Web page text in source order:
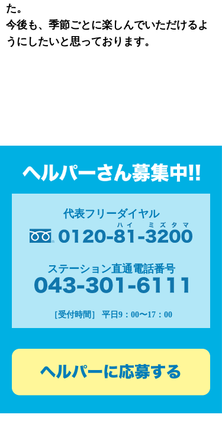
た。
今後も、季節ごとに楽しんでいただけるよ
うにしたいと思っております。
代表フリーダイヤル
ステーション直通電話番号
［受付時間］ 平日9：00〜17：00